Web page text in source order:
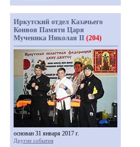
Иркутский отдел Казачьего
Конвоя Памяти Царя
Мученика Николая II (204)
основан 31 января 2017 г.
Другие события